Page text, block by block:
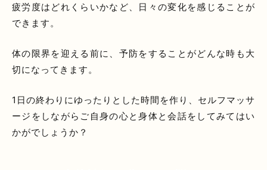
疲労度はどれくらいかなど、日々の変化を感じることが
できます。
体の限界を迎える前に、予防をすることがどんな時も大
切になってきます。
1日の終わりにゆったりとした時間を作り、セルフマッサ
ージをしながらご自身の心と身体と会話をしてみてはい
かがでしょうか？